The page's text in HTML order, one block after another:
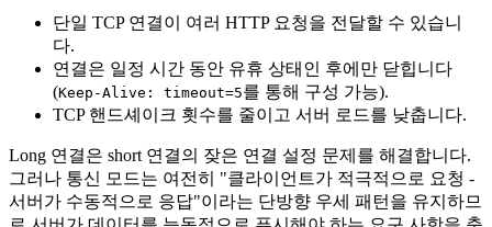
단일 TCP 연결이 여러 HTTP 요청을 전달할 수 있습니
다.
연결은 일정 시간 동안 유휴 상태인 후에만 닫힙니다
(Keep-Alive: timeout=5를 통해 구성 가능).
TCP 핸드셰이크 횟수를 줄이고 서버 로드를 낮춥니다.
Long 연결은 short 연결의 잦은 연결 설정 문제를 해결합니다.
그러나 통신 모드는 여전히 "클라이언트가 적극적으로 요청 -
서버가 수동적으로 응답"이라는 단방향 우세 패턴을 유지하므